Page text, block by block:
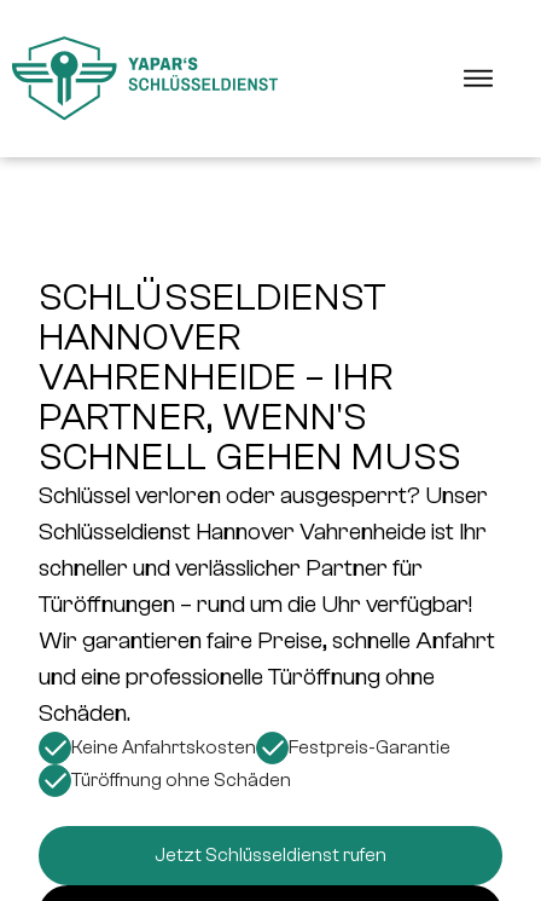
SCHLÜSSELDIENST
HANNOVER
VAHRENHEIDE – IHR
PARTNER, WENN'S
SCHNELL GEHEN MUSS
Schlüssel verloren oder ausgesperrt? Unser
Schlüsseldienst Hannover Vahrenheide ist Ihr
schneller und verlässlicher Partner für
Türöffnungen – rund um die Uhr verfügbar!
Wir garantierenfaire Preise, schnelle Anfahrt
und eine professionelle Türöffnungohne
Schäden.
Keine Anfahrtskosten
Festpreis-Garantie
Türöffnung ohne Schäden
Jetzt Schlüsseldienst rufen